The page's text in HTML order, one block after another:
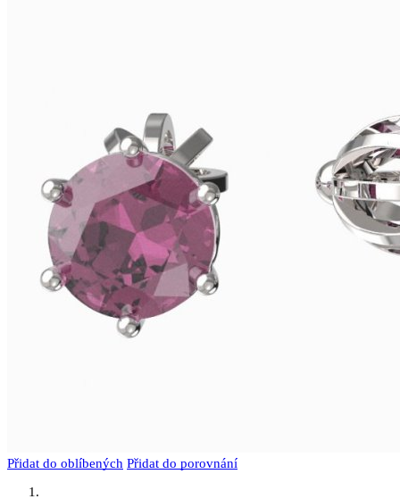
Přidat do oblíbených Přidat do porovnání